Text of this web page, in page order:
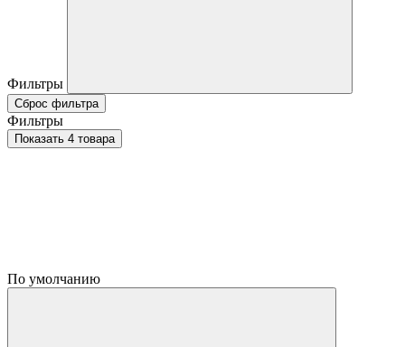
Фильтры
Сброс фильтра
Фильтры
Показать 4 товара
По умолчанию